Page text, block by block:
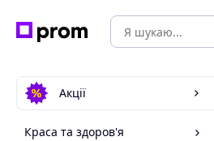
Акції
Краса та здоров'я